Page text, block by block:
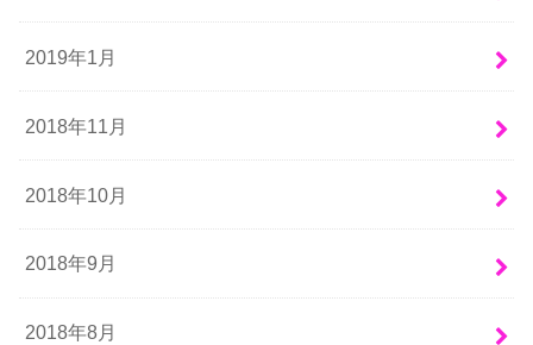
2019年1月
2018年11月
2018年10月
2018年9月
2018年8月